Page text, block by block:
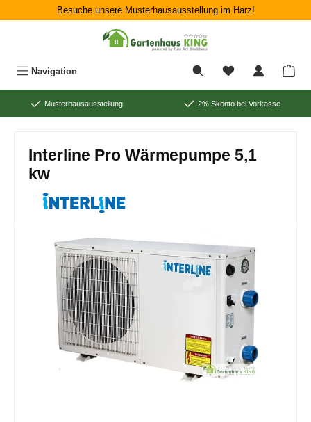
Zum Hauptinhalt springenBesuche unsere Musterhausausstellung im Harz!
Navigation
Musterhausausstellung 2% Skonto bei Vorkasse
Interline Pro Wärmepumpe 5,1
kw